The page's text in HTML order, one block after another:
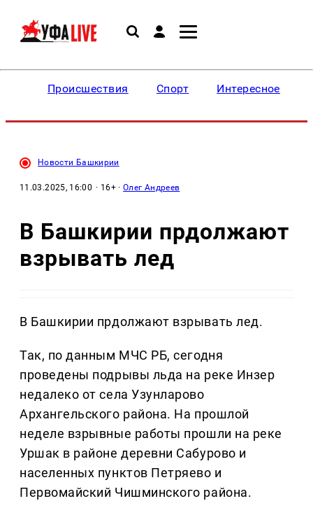
Происшествия Спорт Интересное
Новости Башкирии
11.03.2025, 16:00 · 16+ ·Олег Андреев
В Башкирии прдолжают
взрывать лед
В Башкирии прдолжают взрывать лед.
Так, по данным МЧС РБ, сегодня
проведены подрывы льда на реке Инзер
недалеко от села Узунларово
Архангельского района. На прошлой
неделе взрывные работы прошли на реке
Уршак в районе деревни Сабурово и
населенных пунктов Петряево и
Первомайский Чишминского района.